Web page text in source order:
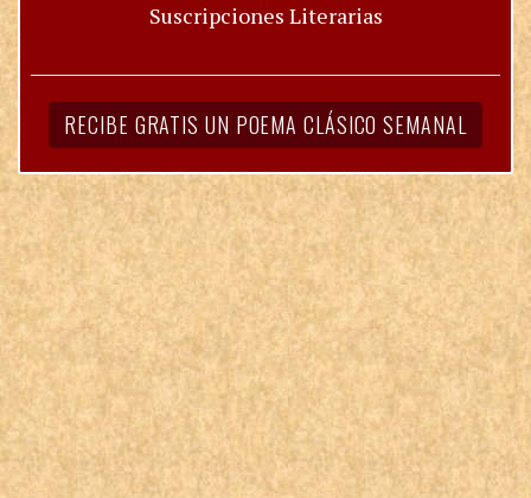
Suscripciones Literarias
RECIBE GRATIS UN POEMA CLÁSICO SEMANAL